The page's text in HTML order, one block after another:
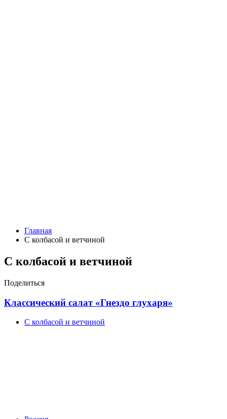
Главная
С колбасой и ветчиной
С колбасой и ветчиной
Поделиться
Классический салат «Гнездо глухаря»
С колбасой и ветчиной